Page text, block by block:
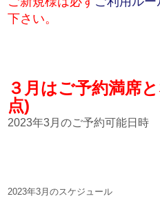
下さい。
３月はご予約満席
点)
2023年3月のご予約可能日時
2023年3月のスケジュール